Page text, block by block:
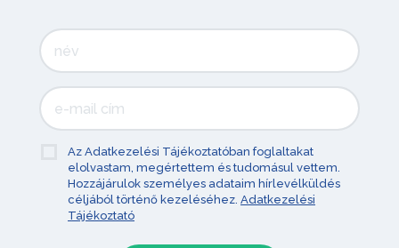
Az Adatkezelési Tájékoztatóban foglaltakat
elolvastam, megértettem és tudomásul vettem.
Hozzájárulok személyes adataim hírlevélküldés
céljából történő kezeléséhez. Adatkezelési
Tájékoztató